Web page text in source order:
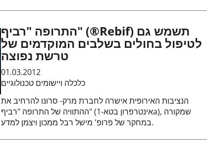
התרופה "רביף" (®Rebif) תשמש גם
לטיפול בחולים בשלבים המוקדמים של
טרשת נפוצה
01.03.2012
כלכלה ויישומים טכנולוגיים
הנציבות האירופית אישרה לחברת מרק- סרונו להרחיב את
ההתוויה של התרופה "רביף" (אינטרפרון בטא-1a), שמקורה
במחקר של פרופ' מישל רבל ממכון ויצמן למדע.